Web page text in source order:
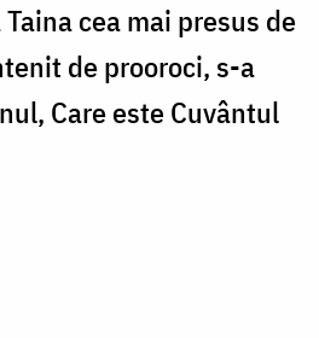
cea mai presus de
de prooroci, s-a
Care este Cuvântul